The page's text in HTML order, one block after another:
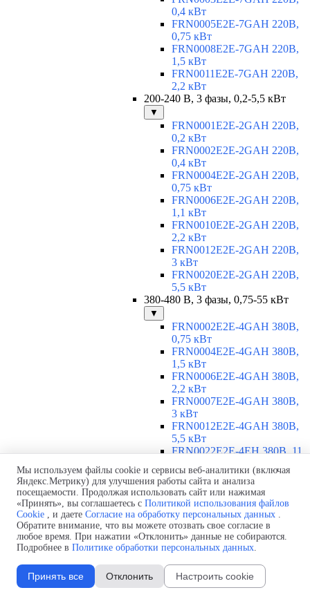
0,4 кВт
FRN0005E2E-7GAH 220В,
0,75 кВт
FRN0008E2E-7GAH 220В,
1,5 кВт
FRN0011E2E-7GAH 220В,
2,2 кВт
200-240 В, 3 фазы, 0,2-5,5 кВт
▼
FRN0001E2E-2GAH 220В,
0,2 кВт
FRN0002E2E-2GAH 220В,
0,4 кВт
FRN0004E2E-2GAH 220В,
0,75 кВт
FRN0006E2E-2GAH 220В,
1,1 кВт
FRN0010E2E-2GAH 220В,
2,2 кВт
FRN0012E2E-2GAH 220В,
3 кВт
FRN0020E2E-2GAH 220В,
5,5 кВт
380-480 В, 3 фазы, 0,75-55 кВт
▼
FRN0002E2E-4GAH 380В,
0,75 кВт
FRN0004E2E-4GAH 380В,
1,5 кВт
FRN0006E2E-4GAH 380В,
2,2 кВт
FRN0007E2E-4GAH 380В,
3 кВт
FRN0012E2E-4GAH 380В,
5,5 кВт
FRN0022E2E-4EH 380В, 11
FRN0029E2E-4EH 380В, 15
кВт
FRN0037E2E-4EH 380В,
18,5 кВт
FRN0044E2E-4EH 380В, 22
кВт
FRN0059E2E-4EH 380В, 30
кВт
FRN0072E2E-4EH 380В, 37
кВт
Мы используем файлы cookie и сервисы веб-аналитики (включая
Яндекс.Метрику) для улучшения работы сайта и анализа
посещаемости. Продолжая использовать сайт или нажимая
«Принять», вы соглашаетесь с Политикой использования файлов
Cookie , и даете Согласие на обработку персональных данных .
Обратите внимание, что вы можете отозвать свое согласие в
любое время. При нажатии «Отклонить» данные не собираются.
Подробнее в Политике обработки персональных данных.
Принять все Отклонить Настроить cookie